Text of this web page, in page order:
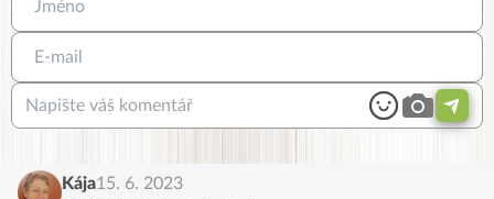
Kája15. 6. 2023